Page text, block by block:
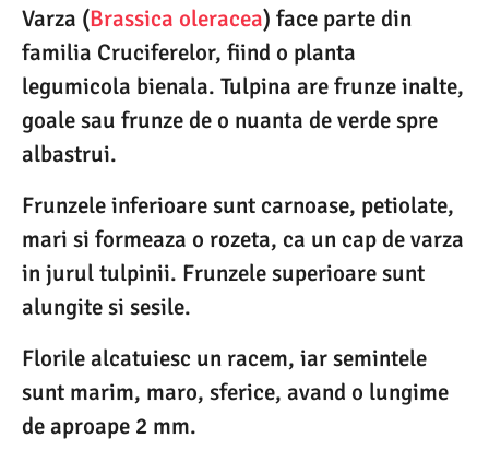
Varza (Brassica oleracea) face parte din
familia Cruciferelor, fiind o planta
legumicola bienala. Tulpina are frunze inalte,
goale sau frunze de o nuanta de verde spre
albastrui.
Frunzele inferioare sunt carnoase, petiolate,
mari si formeaza o rozeta, ca un cap de varza
in jurul tulpinii. Frunzele superioare sunt
alungite si sesile.
Florile alcatuiesc un racem, iar semintele
sunt marim, maro, sferice, avand o lungime
de aproape 2 mm.